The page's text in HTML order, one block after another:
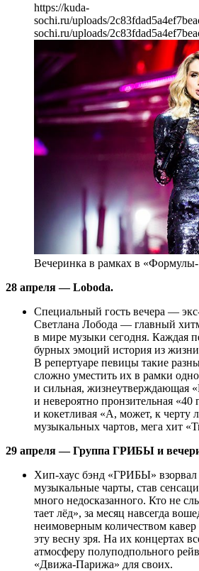
https://kuda-
sochi.ru/uploads/
sochi.ru/uploads/
Вечеринка в рамках в
28 апреля — Loboda.
Специальный гость вечера —
Светлана Лобода — главный
в мире музыки сегодня. Каждая
бурных эмоций история из
В репертуаре певицы такие
сложно уместить их в рамки
и сильная, жизнеутверждающая
и невероятно пронзительная «40
и кокетливая «А, может, к черту
музыкальных чартов, мега хит
29 апреля — Группа ГРИБЫ и
Хип-хаус бэнд «ГРИБЫ» взорвал
музыкальные чарты, став
много недосказанного. Кто не
тает лёд», за месяц навсегда
неимоверным количеством
эту весну зря. На их концертах
атмосферу полуподпольного
«Движа-Парижа» для своих.